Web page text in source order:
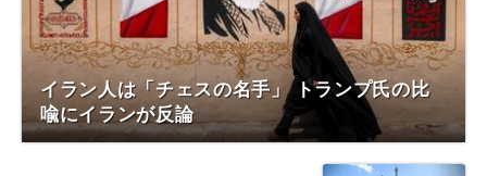
イラン人は「チェスの名手」 トランプ氏の比
喩にイランが反論